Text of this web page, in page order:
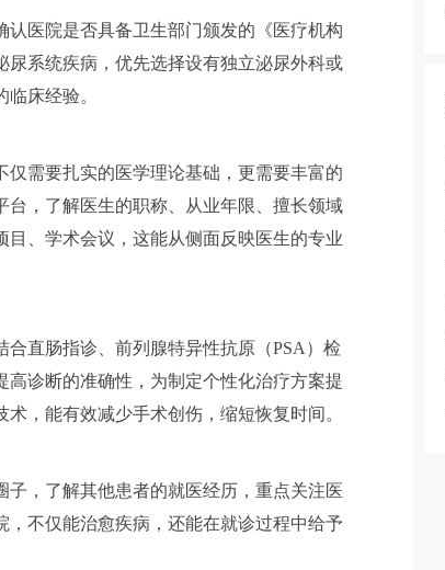
医院是否具备卫生部门颁发的《医疗机构
系统疾病，优先选择设有独立泌尿外科或
床经验。
需要扎实的医学理论基础，更需要丰富的
，了解医生的职称、从业年限、擅长领域
、学术会议，这能从侧面反映医生的专业
直肠指诊、前列腺特异性抗原（PSA）检
诊断的准确性，为制定个性化治疗方案提
，能有效减少手术创伤，缩短恢复时间。
，了解其他患者的就医经历，重点关注医
不仅能治愈疾病，还能在就诊过程中给予